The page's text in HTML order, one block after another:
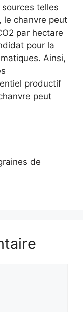
telles
le chanvre peut
par hectare
pour la
Ainsi,
productif
peut
de